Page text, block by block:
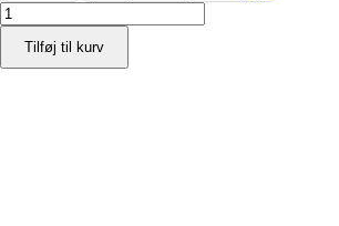
Be
kind
(Stort
billede
Tilføj til kurv